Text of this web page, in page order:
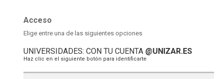
Acceso
Elige entre una de las siguientes opciones
UNIVERSIDADES: CON TU CUENTA @UNIZAR.ES
Haz clic en el siguiente botón para identificarte